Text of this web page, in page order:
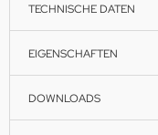
TECHNISCHE DATEN
EIGENSCHAFTEN
DOWNLOADS